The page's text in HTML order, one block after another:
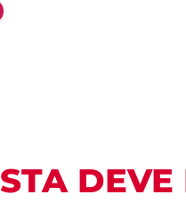
DEVE